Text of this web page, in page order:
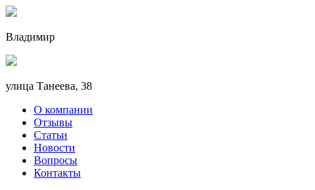
Владимир
улица Танеева, 38
О компании
Отзывы
Статьи
Новости
Вопросы
Контакты